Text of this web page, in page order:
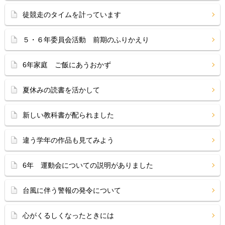
徒競走のタイムを計っています
５・６年委員会活動 前期のふりかえり
6年家庭 ご飯にあうおかず
夏休みの読書を活かして
新しい教科書が配られました
違う学年の作品も見てみよう
6年 運動会についての説明がありました
台風に伴う警報の発令について
心がくるしくなったときには